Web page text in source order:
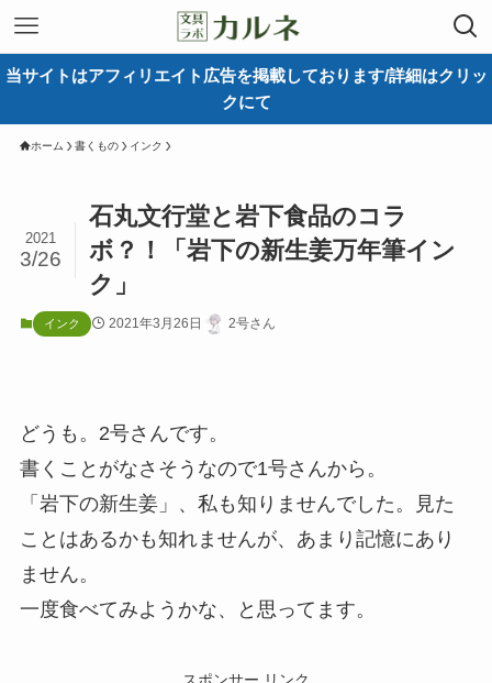
当サイトはアフィリエイト広告を掲載しております/詳細はクリッ
クにて
ホーム 書くもの インク
石丸文行堂と岩下食品のコラ
ボ？！「岩下の新生姜万年筆イン
ク」
2021
3/26
インク 2021年3月26日 2号さん
どうも。2号さんです。
書くことがなさそうなので1号さんから。
「岩下の新生姜」、私も知りませんでした。見た
ことはあるかも知れませんが、あまり記憶にあり
ません。
一度食べてみようかな、と思ってます。
スポンサー リンク